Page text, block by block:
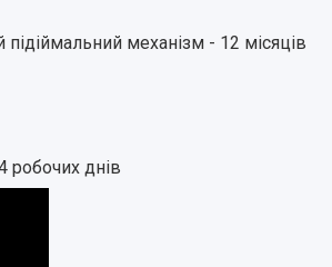
підіймальний механізм - 12 місяців
робочих днів